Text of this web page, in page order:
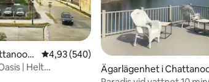
4,93 av 5 i genomsnittligt betyg, 540
4,93 (540)
| Helt
Ägarlägenhet i